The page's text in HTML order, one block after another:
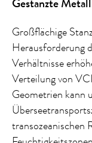
Großflächige
Herausforderung
Verhältnisse
Verteilung von
Geometrien kann
transozeanischen